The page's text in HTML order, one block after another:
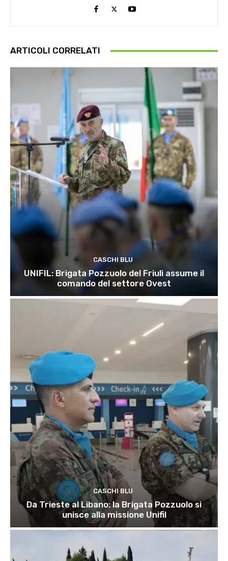
ARTICOLI CORRELATI
CASCHI BLU
UNIFIL: Brigata Pozzuolo del Friuli assume il
comando del settore Ovest
CASCHI BLU
Da Trieste al Libano: la Brigata Pozzuolo si
unisce alla missione Unifil